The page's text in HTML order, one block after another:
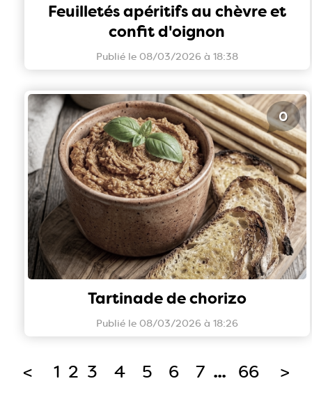
Feuilletés apéritifs au chèvre et
confit d'oignon
Publié le 08/03/2026 à 18:38
Tartinade de chorizo
Publié le 08/03/2026 à 18:26
0
< 1 2 3 4 5 6 7 ... 66 >